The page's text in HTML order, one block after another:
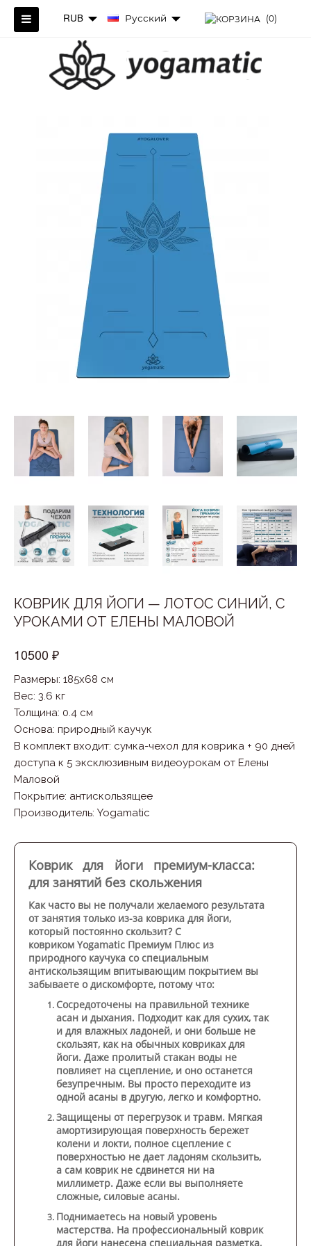
RUB Русский (0)
КОВРИК ДЛЯ ЙОГИ — ЛОТОС СИНИЙ, С
УРОКАМИ ОТ ЕЛЕНЫ МАЛОВОЙ
10500 ₽
Размеры: 185x68 см
Вес: 3.6 кг
Толщина: 0.4 см
Основа: природный каучук
В комплект входит: cумка-чехол для коврика + 90 дней
доступа к 5 эксклюзивным видеоурокам от Елены
Маловой
Покрытие: антискользящее
Производитель: Yogamatic
Коврик для йоги премиум-класса:
для занятий без скольжения
Как часто вы не получали желаемого результата
от занятия только из-за коврика для йоги,
который постоянно скользит? С
ковриком Yogamatic Премиум Плюс из
природного каучука со специальным
антискользящим впитывающим покрытием вы
забываете о дискомфорте, потому что:
Сосредоточены на правильной технике
асан и дыхания. Подходит как для сухих, так
и для влажных ладоней, и они больше не
скользят, как на обычных ковриках для
йоги. Даже пролитый стакан воды не
повлияет на сцепление, и оно останется
безупречным. Вы просто переходите из
одной асаны в другую, легко и комфортно.
Защищены от перегрузок и травм. Мягкая
амортизирующая поверхность бережет
колени и локти, полное сцепление с
поверхностью не дает ладоням скользить,
а сам коврик не сдвинется ни на
миллиметр. Даже если вы выполняете
сложные, силовые асаны.
Поднимаетесь на новый уровень
мастерства. На профессиональный коврик
для йоги нанесена специальная разметка,